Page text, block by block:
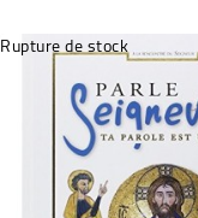
Rupture de stock